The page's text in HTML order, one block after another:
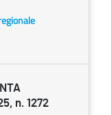
n. 1272